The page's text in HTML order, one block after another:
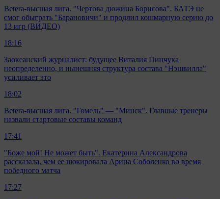
Betera-высшая лига. "Чертова дюжина Борисова". БАТЭ не
смог обыграть "Барановичи" и продлил кошмарную серию до
13 игр (ВИДЕО)
18:16
Заокеанский журналист: будущее Виталия Пинчука
неопределенно, и нынешняя структура состава "Нэшвилла"
усиливает это
18:02
Betera-высшая лига. "Гомель" — "Минск". Главные тренеры
назвали стартовые составы команд
17:41
"Боже мой! Не может быть". Екатерина Александрова
рассказала, чем ее шокировала Арина Соболенко во время
победного матча
17:27